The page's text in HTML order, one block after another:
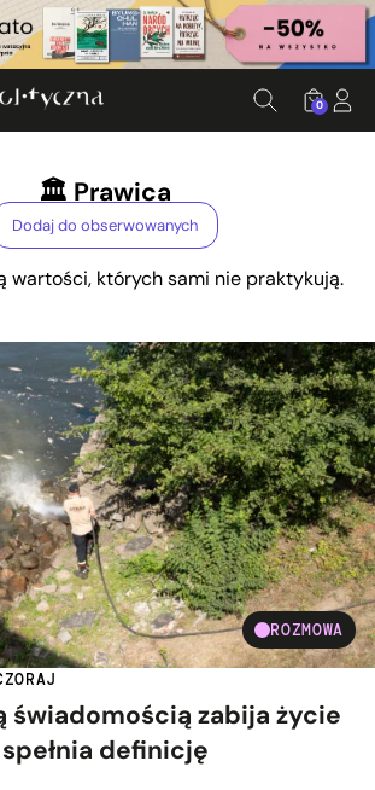
0
🏛️ Prawica
Dodaj do obserwowanych
wartości, których sami nie praktykują.
ROZMOWA
świadomością zabija życie
definicję